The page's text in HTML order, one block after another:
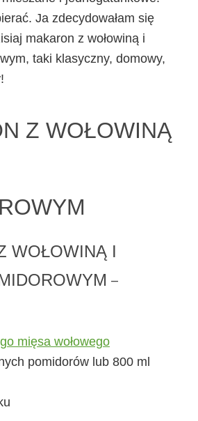
Ja zdecydowałam się
makaron z wołowiną i
taki klasyczny, domowy,
Z WOŁOWINĄ
WOŁOWINĄ I
–
mięsa wołowego
pomidorów lub 800 ml